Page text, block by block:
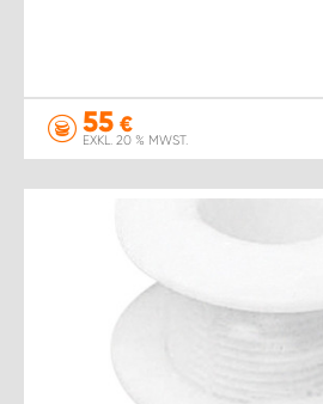
55 €
EXKL. 20 % MWST.